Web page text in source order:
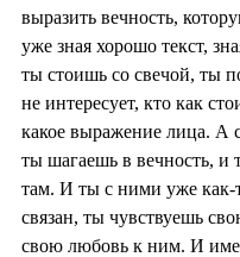
выразить вечность,
уже зная хорошо текст,
ты стоишь со свечой, ты
не интересует, кто как
какое выражение лица. А
ты шагаешь в вечность,
там. И ты с ними уже как-
связан, ты чувствуешь
свою любовь к ним. И